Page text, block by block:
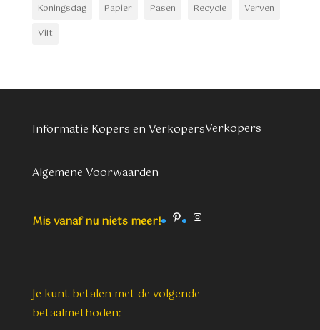
Koningsdag
Papier Pasen Recycle
Verven
Vilt
Informatie Kopers en VerkopersVerkopers
Algemene Voorwaarden
Mis vanaf nu niets meer! PinterestInstagram
Je kunt betalen met de volgende
betaalmethoden: